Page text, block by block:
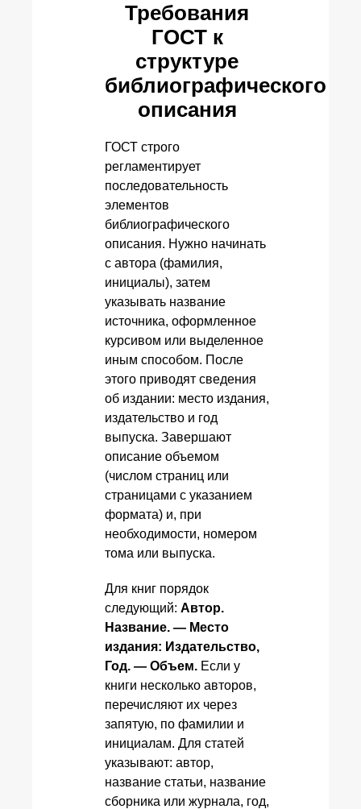
Требования
ГОСТ к
структуре
библиографического
описания
ГОСТ строго
регламентирует
последовательность
элементов
библиографического
описания. Нужно начинать
с автора (фамилия,
инициалы), затем
указывать название
источника, оформленное
курсивом или выделенное
иным способом. После
этого приводят сведения
об издании: место издания,
издательство и год
выпуска. Завершают
описание объемом
(числом страниц или
страницами с указанием
формата) и, при
необходимости, номером
тома или выпуска.
Для книг порядок
следующий: Автор.
Название. — Место
издания: Издательство,
Год. — Объем. Если у
книги несколько авторов,
перечисляют их через
запятую, по фамилии и
инициалам. Для статей
указывают: автор,
название статьи, название
сборника или журнала, год,